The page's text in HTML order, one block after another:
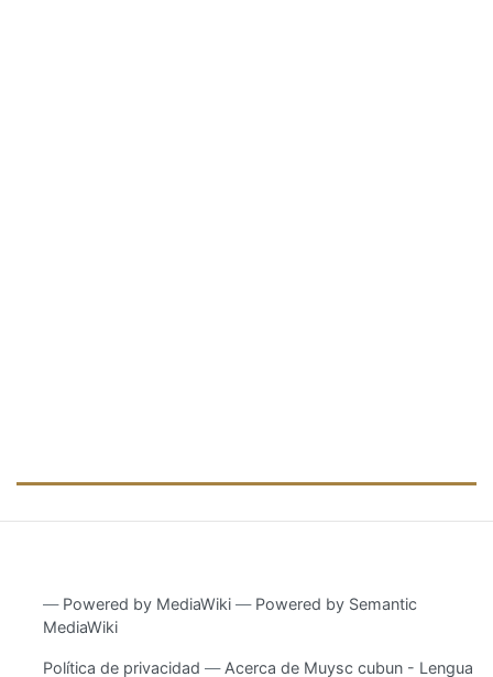
― Powered by MediaWiki ― Powered by Semantic
MediaWiki
Política de privacidad Acerca de Muysc cubun - Lengua